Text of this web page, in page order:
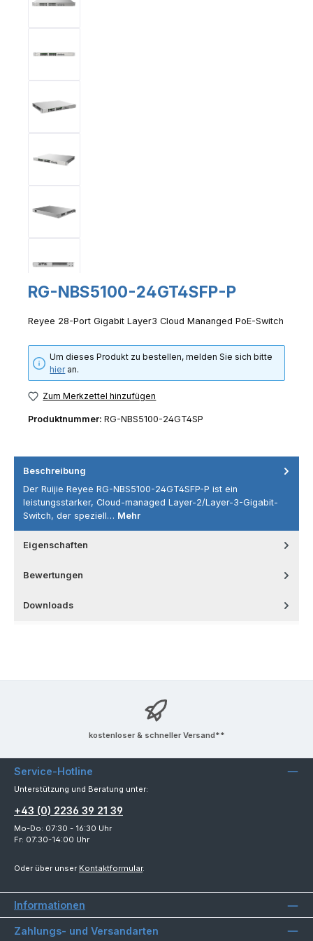
RG-NBS5100-24GT4SFP-P
Reyee 28-Port Gigabit Layer3 Cloud Mananged PoE-Switch
Um dieses Produkt zu bestellen, melden Sie sich bitte
hieran.
Zum Merkzettel hinzufügen
Produktnummer: RG-NBS5100-24GT4SP
Beschreibung
Der Ruijie Reyee RG-NBS5100-24GT4SFP-P ist ein
leistungsstarker, Cloud-managed Layer-2/Layer-3-Gigabit-
Switch, der speziell… Mehr
Eigenschaften
Bewertungen
Downloads
kostenloser & schneller Versand**
Service-Hotline
Unterstützung und Beratung unter:
+43 (0) 2236 39 21 39
Mo-Do: 07:30 - 16:30 Uhr
Fr: 07:30-14:00 Uhr
Oder über unser Kontaktformular.
Informationen
Zahlungs- und Versandarten